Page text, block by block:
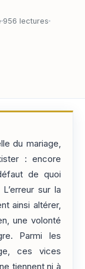
956 lectures
du mariage,
: encore
de quoi
sur la
ainsi altérer,
une volonté
Parmi les
ces vices
tiennent ni à